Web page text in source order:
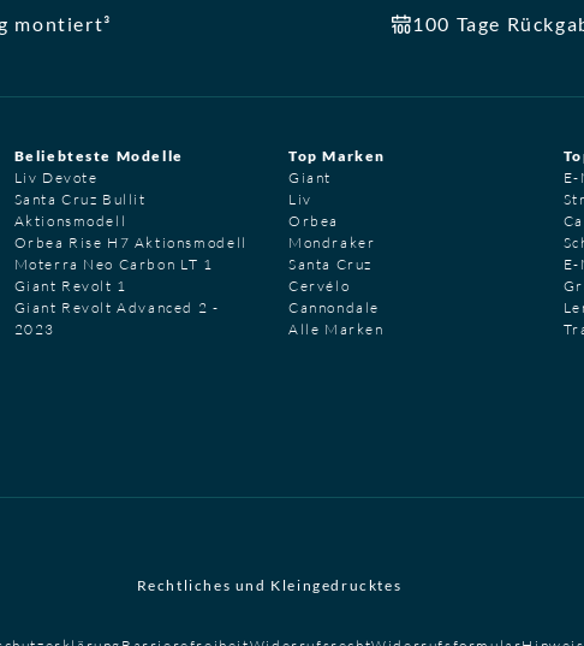
montiert³ 100 Tage
Beliebteste Modelle
Liv Devote
Santa Cruz Bullit
Aktionsmodell
Orbea Rise H7 Aktionsmodell
Moterra Neo Carbon LT 1
Giant Revolt 1
Giant Revolt Advanced 2 -
2023
Top Marken
Giant
Liv
Orbea
Mondraker
Santa Cruz
Cervélo
Cannondale
Alle Marken
Rechtliches und Kleingedrucktes